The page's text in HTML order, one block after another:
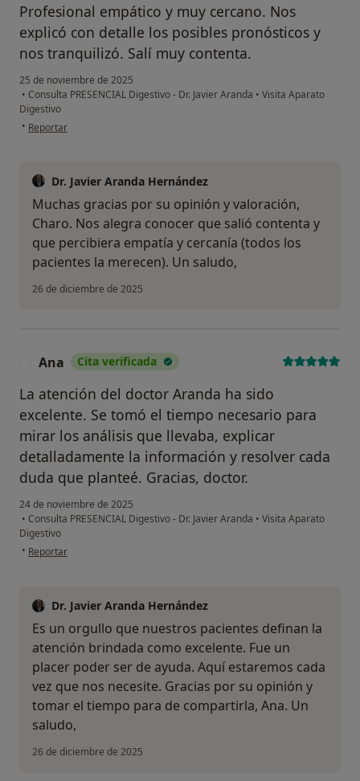
Profesional empático y muy cercano. Nos
explicó con detalle los posibles pronósticos y
nos tranquilizó. Salí muy contenta.
25 de noviembre de 2025
• Consulta PRESENCIAL Digestivo - Dr. Javier Aranda • Visita Aparato
Digestivo
• en opinión del usuario Charo Ruedas Coello
Reportar
Dr. Javier Aranda Hernández
Muchas gracias por su opinión y valoración,
Charo. Nos alegra conocer que salió contenta y
que percibiera empatía y cercanía (todos los
pacientes la merecen). Un saludo,
26 de diciembre de 2025
Ana Cita verificada
La atención del doctor Aranda ha sido
excelente. Se tomó el tiempo necesario para
mirar los análisis que llevaba, explicar
detalladamente la información y resolver cada
duda que planteé. Gracias, doctor.
24 de noviembre de 2025
• Consulta PRESENCIAL Digestivo - Dr. Javier Aranda • Visita Aparato
Digestivo
• en opinión del usuario Ana
Reportar
Dr. Javier Aranda Hernández
Es un orgullo que nuestros pacientes definan la
atención brindada como excelente. Fue un
placer poder ser de ayuda. Aquí estaremos cada
vez que nos necesite. Gracias por su opinión y
tomar el tiempo para de compartirla, Ana. Un
saludo,
26 de diciembre de 2025